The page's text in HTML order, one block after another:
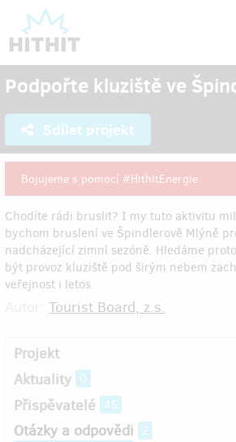
Podpořte kluziště ve
Sdílet projekt
Bojujeme s pomocí #HithitEnergie
Chodíte rádi bruslit? I my tuto aktivitu
bychom bruslení ve Špindlerově Mlýně
nadcházející zimní sezóně. Hledáme
být provoz kluziště pod širým nebem
veřejnost i letos.
Tourist Board, z.s.
Projekt
Aktuality 0
Přispěvatelé 45
Otázky a odpovědi 2